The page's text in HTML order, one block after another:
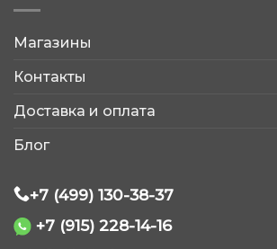
Магазины
Контакты
Доставка и оплата
Блог
+7 (499) 130-38-37
+7 (915) 228-14-16